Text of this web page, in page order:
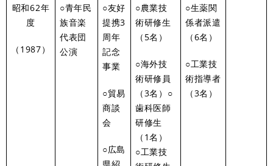
昭和62年
度
（1987）
○青年民
族音楽
代表団
公演
○友好
提携3
周年
記念
事業
○貿易
商談
会
○広島
○農業技
術研修生
（5名）
○海外技
術研修員
（3名）○
歯科医師
研修生
（1名）
○工業技
○生薬関
係者派遣
（6名）
○工業技
術指導者
（3名）